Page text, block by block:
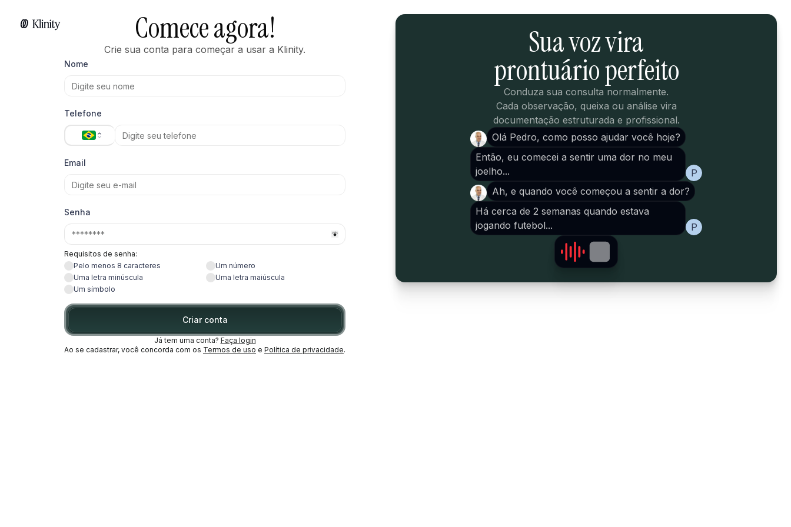
Comece agora!
Crie sua conta para começar a usar a Klinity.
Nome
Telefone
Email
Senha
Requisitos de senha:
Pelo menos 8 caracteres
Um número
Uma letra minúscula
Uma letra maiúscula
Um símbolo
Criar conta
Já tem uma conta? Faça login
Ao se cadastrar, você concorda com os Termos de uso e Política de privacidade.
Sua voz vira
prontuário perfeito
Conduza sua consulta normalmente.
Cada observação, queixa ou análise vira
documentação estruturada e profissional.
Olá Pedro, como posso ajudar você hoje?
P
Então, eu comecei a sentir uma dor no meu
joelho...
Ah, e quando você começou a sentir a dor?
P
Há cerca de 2 semanas quando estava
jogando futebol...